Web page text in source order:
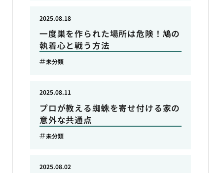
一度巣を作られた場所は危険！鳩の
執着心と戦う方法
2025.08.18
未分類
プロが教える蜘蛛を寄せ付ける家の
意外な共通点
2025.08.11
未分類
2025.08.02